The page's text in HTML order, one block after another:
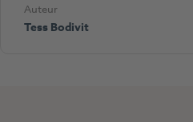
Auteur
Tess Bodivit